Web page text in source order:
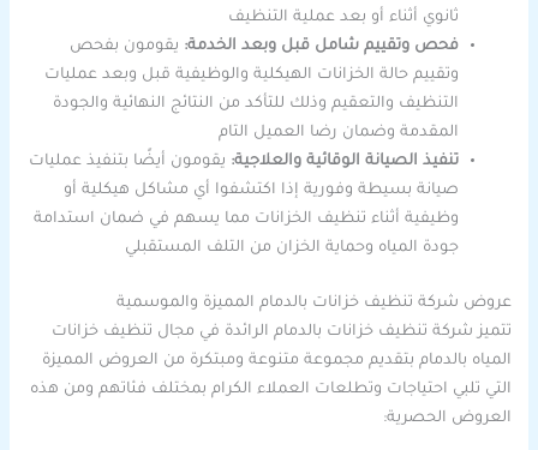
ثانوي أثناء أو بعد عملية التنظيف
فحص وتقييم شامل قبل وبعد الخدمة: يقومون بفحص
وتقييم حالة الخزانات الهيكلية والوظيفية قبل وبعد عمليات
التنظيف والتعقيم وذلك للتأكد من النتائج النهائية والجودة
المقدمة وضمان رضا العميل التام
تنفيذ الصيانة الوقائية والعلاجية: يقومون أيضًا بتنفيذ عمليات
صيانة بسيطة وفورية إذا اكتشفوا أي مشاكل هيكلية أو
وظيفية أثناء تنظيف الخزانات مما يسهم في ضمان استدامة
جودة المياه وحماية الخزان من التلف المستقبلي
عروض شركة تنظيف خزانات بالدمام المميزة والموسمية
تتميز شركة تنظيف خزانات بالدمام الرائدة في مجال تنظيف خزانات
المياه بالدمام بتقديم مجموعة متنوعة ومبتكرة من العروض المميزة
التي تلبي احتياجات وتطلعات العملاء الكرام بمختلف فئاتهم ومن هذه
العروض الحصرية: